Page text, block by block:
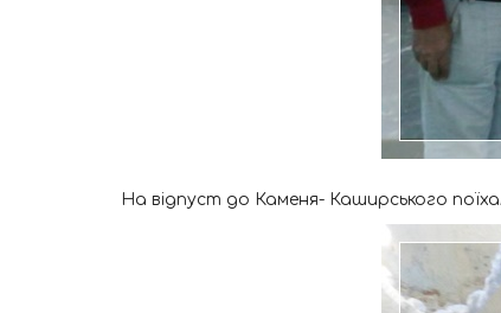
На відпуст до Каменя- Каширського